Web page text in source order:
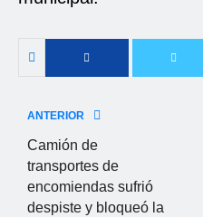
ANTERIOR
Camión de
transportes de
encomiendas sufrió
despiste y bloqueó la